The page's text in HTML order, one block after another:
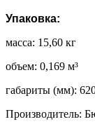
Упаковка:
масса: 15,60 кг
объем: 0,169 м³
габариты (мм):
Производитель: